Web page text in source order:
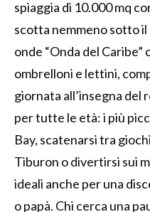
spiaggia di 10.000 mq
scotta nemmeno sotto il
onde “Onda del
ombrelloni e lettini,
giornata all’insegna del
per tutte le età: i più
Bay, scatenarsi tra
Tiburon o divertirsi sui
ideali anche per una
o papà. Chi cerca una